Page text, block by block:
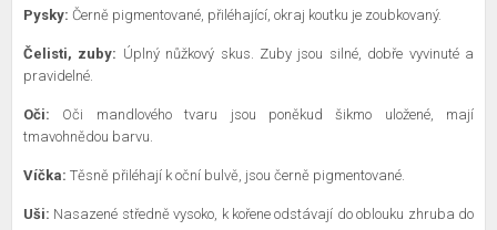
Pysky: Černě pigmentované, přiléhající, okraj koutku je zoubkovaný.
Čelisti, zuby: Úplný nůžkový skus. Zuby jsou silné, dobře vyvinuté a
pravidelné.
Oči:
Oči mandlového tvaru jsou poněkud šikmo uložené, mají
tmavohnědou barvu.
Víčka: Těsně přiléhají k oční bulvě, jsou černě pigmentované.
Uši: Nasazené středně vysoko, k kořene odstávají do oblouku zhruba do